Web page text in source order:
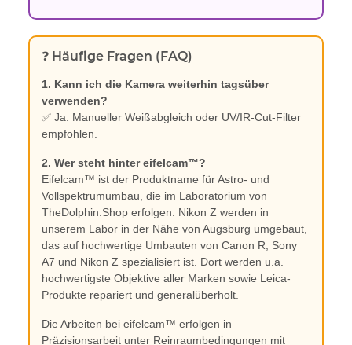
❓ Häufige Fragen (FAQ)
1. Kann ich die Kamera weiterhin tagsüber
verwenden?
✅ Ja. Manueller Weißabgleich oder UV/IR-Cut-Filter
empfohlen.
2. Wer steht hinter eifelcam™?
Eifelcam™ ist der Produktname für Astro- und
Vollspektrumumbau, die im Laboratorium von
TheDolphin.Shop erfolgen. Nikon Z werden in
unserem Labor in der Nähe von Augsburg umgebaut,
das auf hochwertige Umbauten von Canon R, Sony
A7 und Nikon Z spezialisiert ist. Dort werden u.a.
hochwertigste Objektive aller Marken sowie Leica-
Produkte repariert und generalüberholt.
Die Arbeiten bei eifelcam™ erfolgen in
Präzisionsarbeit unter Reinraumbedingungen mit